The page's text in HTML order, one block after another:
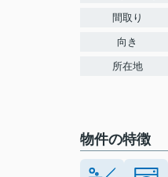
間取り
向き
所在地
物件の特徴